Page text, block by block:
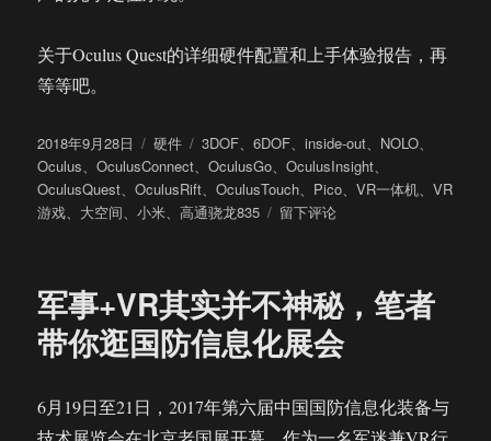
关于Oculus Quest的详细硬件配置和上手体验报告，再
等等吧。
发
布
于
2018年9月28日
分
类
硬件
标
签
3DOF、6DOF、inside-out、 NOLO、
Oculus、OculusConnect、OculusGo、OculusInsight、
OculusQuest、OculusRift、OculusTouch、 Pico、VR一体机、VR
游戏、 大空间、小米、高通骁龙835
于
高
端
VR
体
机
留下评论
军事+VR其实并不神秘，笔者
带你逛国防信息化展会
6月19日至21日，2017年第六届中国国防信息化装备与